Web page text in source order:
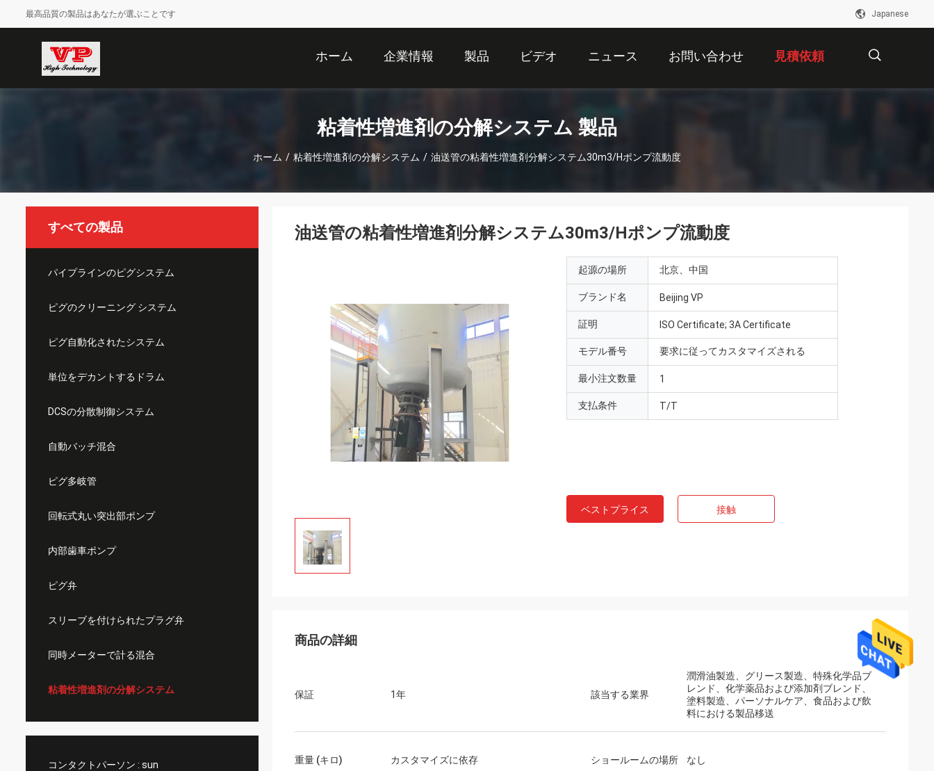
最高品質の製品はあなたが選ぶことです Japanese
ホーム 企業情報 製品 ビデオ ニュース お問い合わせ 見積依頼
粘着性増進剤の分解システム 製品
ホーム / 粘着性増進剤の分解システム / 油送管の粘着性増進剤分解システム30m3/Hポンプ流動度
すべての製品
パイプラインのピグシステム
ピグのクリーニング システム
ピグ自動化されたシステム
単位をデカントするドラム
DCSの分散制御システム
自動バッチ混合
ピグ多岐管
回転式丸い突出部ポンプ
内部歯車ポンプ
ピグ弁
スリーブを付けられたプラグ弁
同時メーターで計る混合
粘着性増進剤の分解システム
コンタクトパーソン : sun
油送管の粘着性増進剤分解システム30m3/Hポンプ流動度
起源の場所 北京、中国
ブランド名 Beijing VP
証明 ISO Certificate; 3A Certificate
モデル番号 要求に従ってカスタマイズされる
最小注文数量 1
支払条件 T/T
ベストプライス 接触
商品の詳細
保証 1年 該当する業界
潤滑油製造、グリース製造、特殊化学品ブ
レンド、化学薬品および添加剤ブレンド、
塗料製造、パーソナルケア、食品および飲
料における製品移送
重量 (キロ) カスタマイズに依存 ショールームの場所 なし